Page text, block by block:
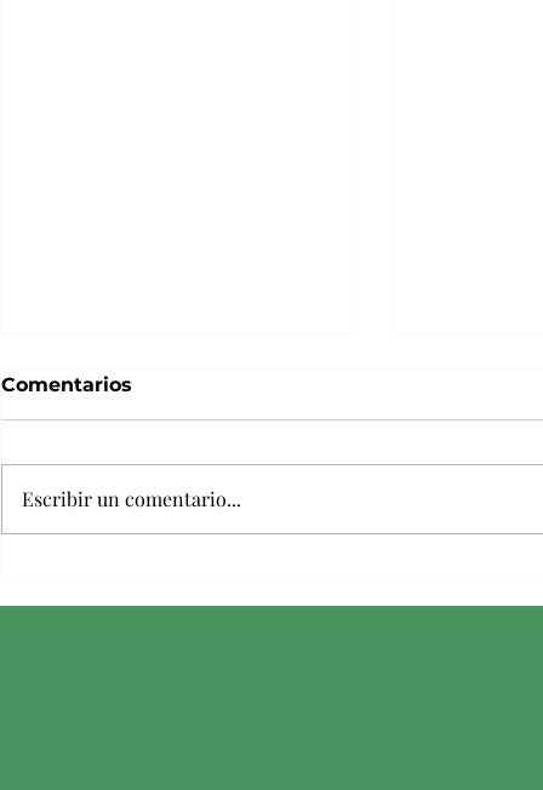
Comentarios
Escribir un comentario...